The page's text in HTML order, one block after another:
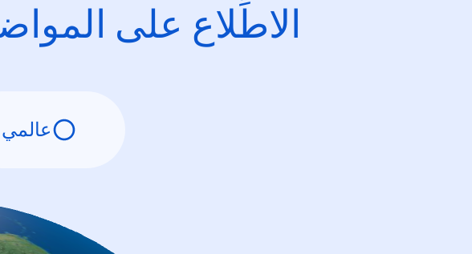
الاطِّلاع على
عالمي